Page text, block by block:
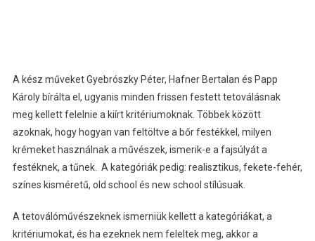
A kész műveket Gyebrószky Péter, Hafner Bertalan és Papp
Károly bírálta el, ugyanis minden frissen festett tetoválásnak
meg kellett felelnie a kiírt kritériumoknak. Többek között
azoknak, hogy hogyan van feltöltve a bőr festékkel, milyen
krémeket használnak a művészek, ismerik-e a fajsúlyát a
festéknek, a tűnek. A kategóriák pedig: realisztikus, fekete-fehér,
színes kisméretű, old school és new school stílúsuak.
A tetoválóművészeknek ismerniük kellett a kategóriákat, a
kritériumokat, és ha ezeknek nem feleltek meg, akkor a